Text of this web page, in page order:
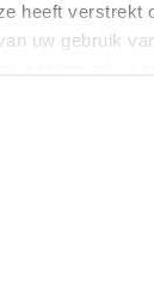
heeft verstrekt
uw gebruik